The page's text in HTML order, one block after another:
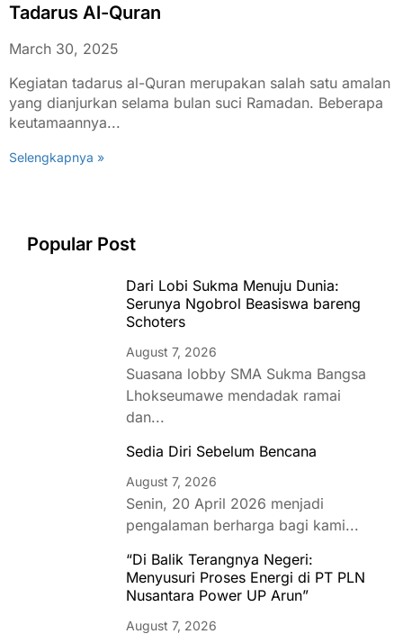
Tadarus Al-Quran
March 30, 2025
Kegiatan tadarus al-Quran merupakan salah satu amalan
yang dianjurkan selama bulan suci Ramadan. Beberapa
keutamaannya...
Selengkapnya »
Popular Post
Dari Lobi Sukma Menuju Dunia:
Serunya Ngobrol Beasiswa bareng
Schoters
August 7, 2026
Suasana lobby SMA Sukma Bangsa
Lhokseumawe mendadak ramai
dan...
Sedia Diri Sebelum Bencana
August 7, 2026
Senin, 20 April 2026 menjadi
pengalaman berharga bagi kami...
“Di Balik Terangnya Negeri:
Menyusuri Proses Energi di PT PLN
Nusantara Power UP Arun”
August 7, 2026